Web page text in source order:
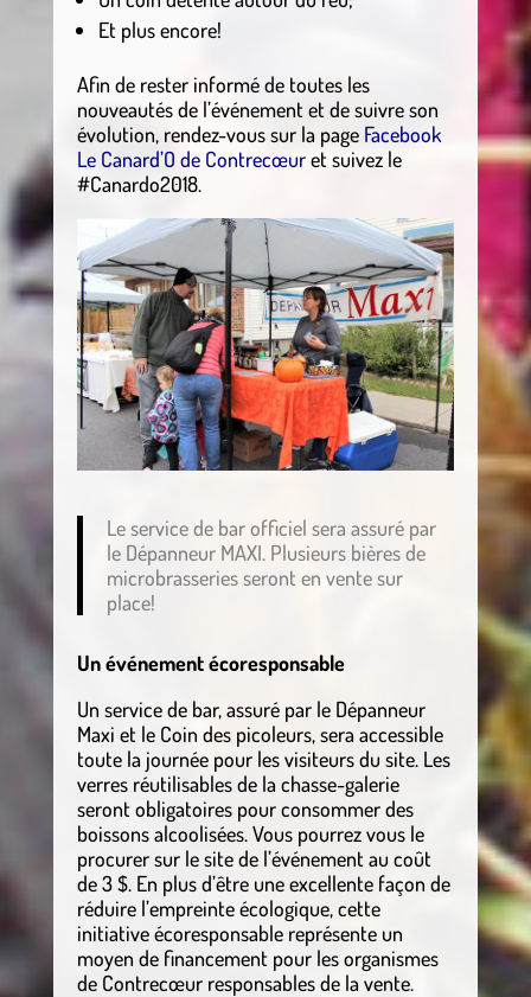
Et plus encore!
Afin de rester informé de toutes les
nouveautés de l’événement et de suivre son
évolution, rendez-vous sur la page Facebook
Le Canard’O de Contrecœuret suivez le
#Canardo2018.
Le service de bar officiel sera assuré par
le Dépanneur MAXI. Plusieurs bières de
microbrasseries seront en vente sur
place!
Un événement écoresponsable
Un service de bar, assuré par le Dépanneur
Maxi et le Coin des picoleurs, sera accessible
toute la journée pour les visiteurs du site. Les
verres réutilisables de la chasse-galerie
seront obligatoires pour consommer des
boissons alcoolisées. Vous pourrez vous le
procurer sur le site de l’événement au coût
de 3 $. En plus d’être une excellente façon de
réduire l’empreinte écologique, cette
initiative écoresponsable représente un
moyen de financement pour les organismes
de Contrecœur responsables de la vente.